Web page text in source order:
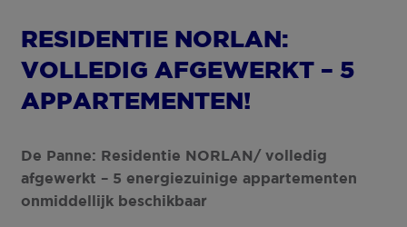
RESIDENTIE NORLAN:
VOLLEDIG AFGEWERKT – 5
APPARTEMENTEN!
De Panne: Residentie NORLAN/ volledig
afgewerkt – 5 energiezuinige appartementen
onmiddellijk beschikbaar